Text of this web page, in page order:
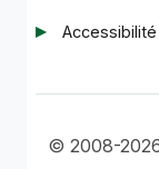
Accessibilité
© 2008-